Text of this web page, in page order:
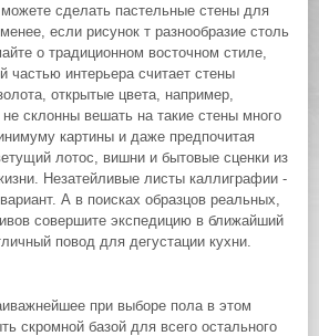
сделать пастельные стены для
если рисунок т разнообразие столь
о традиционном восточном стиле,
частью интерьера считает стены
открытые цвета, например,
склонны вешать на такие стены много
картины и даже предпочитая
лотос, вишни и бытовые сценки из
Незатейливые листы каллиграфии -
А в поисках образцов реальных,
совершите экспедицию в ближайший
повод для дегустации кухни.
при выборе пола в этом
скромной базой для всего остального